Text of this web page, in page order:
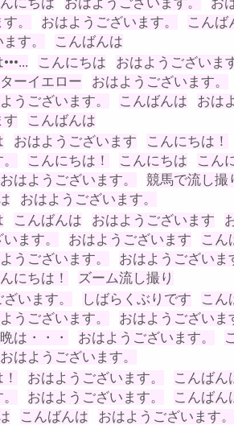
。
おはようございます。
こんば
す。
こんばんは
こんにちは
おはようございま
ターイエロー
おはようございます。
うございます。 こんばんは
おは
す
こんばんは
おはようございます
こんにちは！
こんにちは！ こんにちは
こん
おはようございます。
競馬で流し撮
おはようございます。
こんばんは おはようございます
ます。
おはようございます
こん
うございます。
おはようございま
にちは！
ズーム流し撮り
います。 しばらくぶりです
こん
うございます。
おはようございま
は・・・ おはようございます。
おはようございます。
おはようございます。
こんばん
おはようございます。
こんばん
こんばんは
おはようございます。